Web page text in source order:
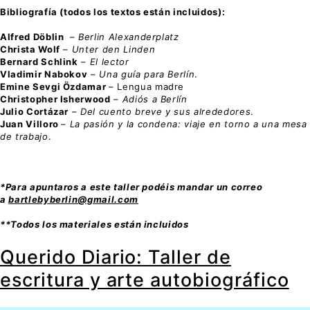
Bibliografía (todos los textos están incluidos):
Alfred Döblin –Berlin Alexanderplatz
Christa Wolf – Unter den Linden
Bernard Schlink – El lector
Vladimir Nabokov – Una guía para Berlín.
Emine Sevgi Özdamar – Lengua madre
Christopher Isherwood – Adiós a Berlín
Julio Cortázar –Del cuento breve y sus alrededores.
Juan Villoro– La pasión y la condena: viaje en torno a una mesa
de trabajo.
*Para apuntaros a este taller podéis mandar un correo
abartlebyberlin@gmail.com
**Todos los materiales están incluidos
Querido Diario: Taller de
escritura y arte autobiográfico